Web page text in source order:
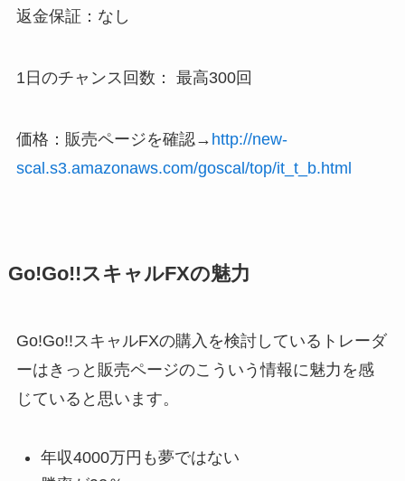
返金保証：なし
1日のチャンス回数： 最高300回
価格：販売ページを確認→ http://new-
scal.s3.amazonaws.com/goscal/top/it_t_b.html
Go!Go!!スキャルFXの魅力
Go!Go!!スキャルFXの購入を検討しているトレーダ
ーはきっと販売ページのこういう情報に魅力を感
じていると思います。
年収4000万円も夢ではない